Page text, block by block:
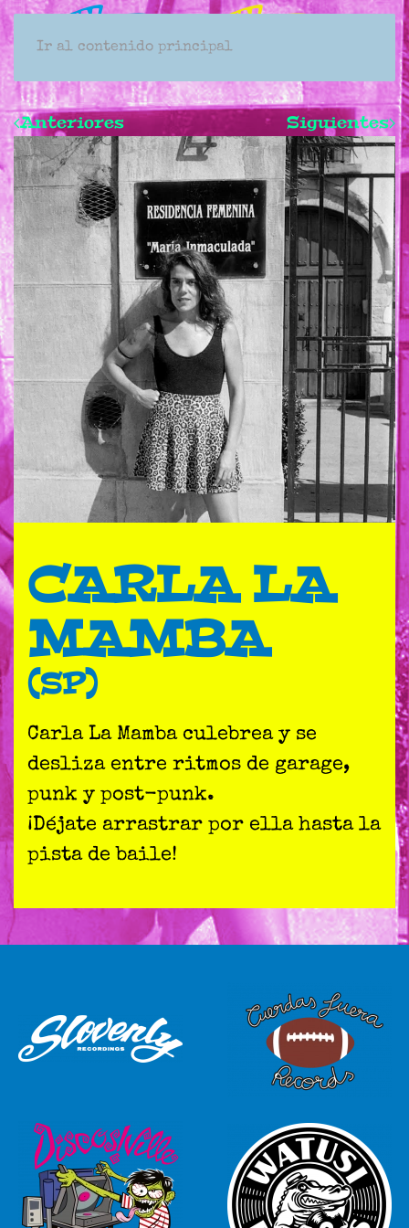
Ir al contenido principal
Anteriores Siguientes
CARLA LA
MAMBA
(SP)
Carla La Mamba culebrea y se
desliza entre ritmos de garage,
punk y post-punk.
¡Déjate arrastrar por ella hasta la
pista de baile!